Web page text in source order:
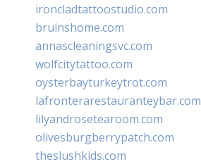
ironcladtattoostudio.com
bruinshome.com
annascleaningsvc.com
wolfcitytattoo.com
oysterbayturkeytrot.com
lafronterarestauranteybar.com
lilyandrosetearoom.com
olivesburgberrypatch.com
theslushkids.com